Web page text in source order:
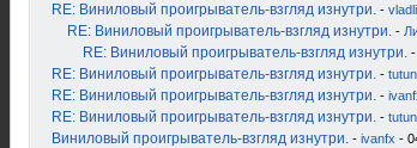
RE: Виниловый проигрыватель-взгляд изнутри. - vladli
RE: Виниловый проигрыватель-взгляд изнутри. -
RE: Виниловый проигрыватель-взгляд изнутри. -
RE: Виниловый проигрыватель-взгляд изнутри. -
RE: Виниловый проигрыватель-взгляд изнутри. -
RE: Виниловый проигрыватель-взгляд изнутри. -
Виниловый проигрыватель-взгляд изнутри. - ivanfx -